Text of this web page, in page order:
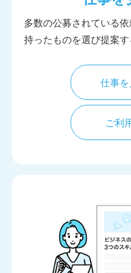
多数の公募されている
持ったものを選び提案す
仕事
ご利